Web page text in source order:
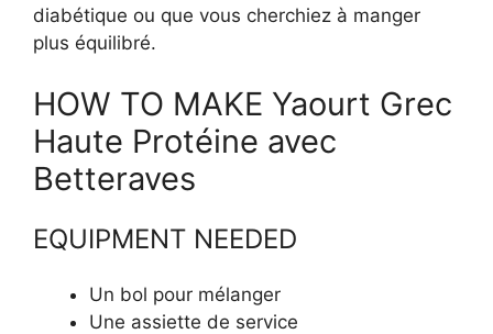
diabétique ou que vous cherchiez à manger
plus équilibré.
HOW TO MAKE Yaourt Grec
Haute Protéine avec
Betteraves
EQUIPMENT NEEDED
Un bol pour mélanger
Une assiette de service